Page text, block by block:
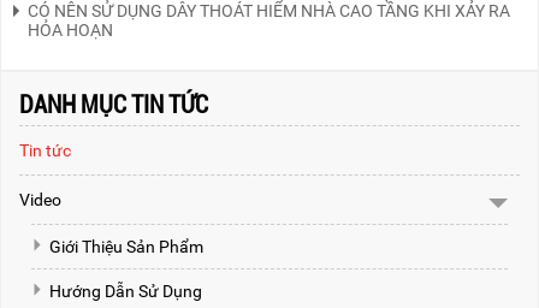
CÓ NÊN SỬ DỤNG DÂY THOÁT HIỂM NHÀ CAO TẦNG KHI XẢY RA
HỎA HOẠN
DANH MỤC TIN TỨC
Tin tức
Video
Giới Thiệu Sản Phẩm
Hướng Dẫn Sử Dụng